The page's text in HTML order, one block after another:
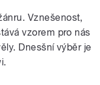
Vznešenost,
vzorem pro nás
Dnesšní výběr je